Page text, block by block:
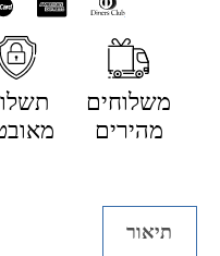
משלוחים
מהירים
תיאור